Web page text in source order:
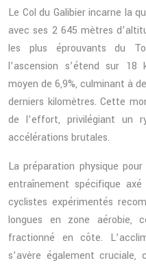
Le Col du Galibier incarne la
avec ses 2 645 mètres
les plus éprouvants du
l’ascension s’étend sur
moyen de 6,9%, culminant à
derniers kilomètres. Cette
de l’effort, privilégiant un
accélérations brutales.
La préparation physique
entraînement spécifique
cyclistes expérimentés
longues en zone aérobie,
fractionné en côte.
s’avère également